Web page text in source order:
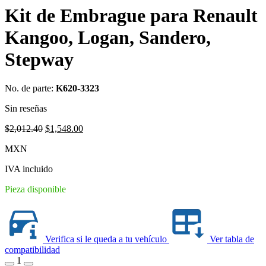
Kit de Embrague para Renault
Kangoo, Logan, Sandero,
Stepway
No. de parte: K620-3323
Sin reseñas
$2,012.40 Original
$1,548.00Current
MXN
IVA incluido
Pieza disponible
Verifica si le queda a tu vehículo
Ver tabla de
compatibilidad
1